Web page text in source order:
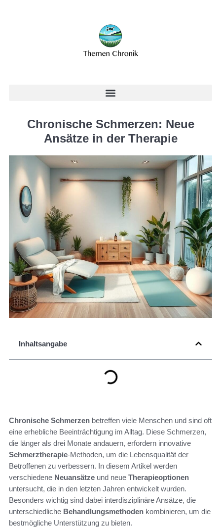
Chronische Schmerzen: Neue
Ansätze in der Therapie
Inhaltsangabe
Chronische Schmerzen betreffen viele Menschen und sind oft
eine erhebliche Beeinträchtigung im Alltag. Diese Schmerzen,
die länger als drei Monate andauern, erfordern innovative
Schmerztherapie-Methoden, um die Lebensqualität der
Betroffenen zu verbessern. In diesem Artikel werden
verschiedene Neuansätze und neue Therapieoptionen
untersucht, die in den letzten Jahren entwickelt wurden.
Besonders wichtig sind dabei interdisziplinäre Ansätze, die
unterschiedliche Behandlungsmethoden kombinieren, um die
bestmögliche Unterstützung zu bieten.